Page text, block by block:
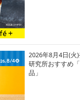
2026年8月4日(火
研究所おすすめ
品」